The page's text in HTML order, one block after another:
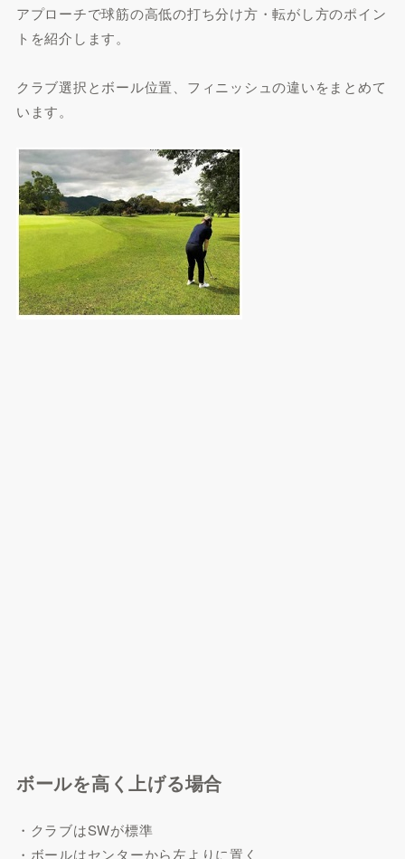
アプローチで球筋の高低の打ち分け方・転がし方のポイン
トを紹介します。
クラブ選択とボール位置、フィニッシュの違いをまとめて
います。
ボールを高く上げる場合
・クラブはSWが標準
・ボールはセンターから左よりに置く